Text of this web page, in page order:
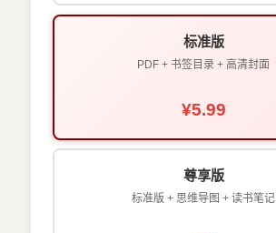
标准版
PDF + 书签目录 + 高清封面
¥5.99
尊享版
标准版 + 思维导图 + 读书笔记